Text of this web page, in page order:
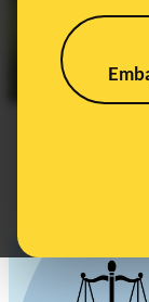
No, un
virus en